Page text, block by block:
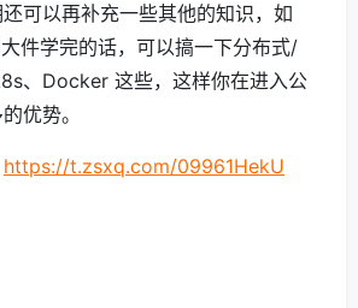
可以再补充一些其他的知识，如
件学完的话，可以搞一下分布式/
、Docker 这些，这样你在进入公
优势。
https://t.zsxq.com/09961HekU